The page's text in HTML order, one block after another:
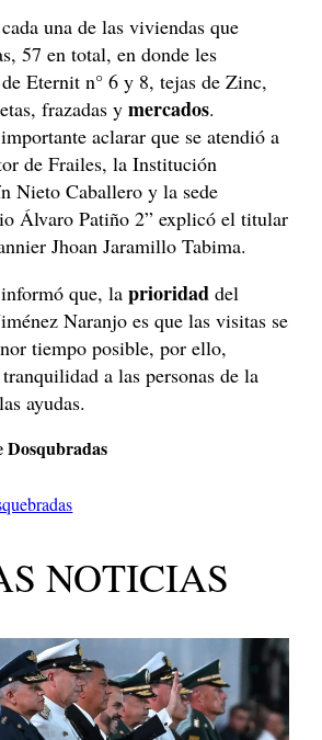
una de las viviendas que
57 en total, en donde les
Eternit n° 6 y 8, tejas de Zinc,
frazadas ymercados.
aclarar que se atendió a
de Frailes, la Institución
Nieto Caballero y la sede
Álvaro Patiño 2” explicó el titular
Jhoan Jaramillo Tabima.
que, la prioridad del
Naranjo es que las visitas se
tiempo posible, por ello,
a las personas de la
ayudas.
Dosqubradas
NOTICIAS